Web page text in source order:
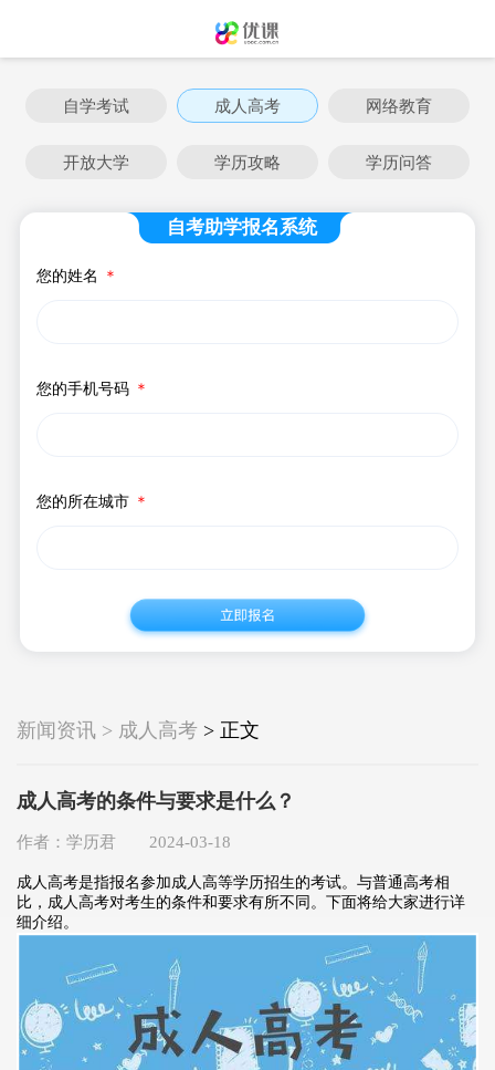
自学考试 成人高考 网络教育
开放大学 学历攻略 学历问答
自考助学报名系统
您的姓名 ＊
您的手机号码 ＊
您的所在城市 ＊
新闻资讯 > 成人高考 > 正文
成人高考的条件与要求是什么？
作者：学历君 2024-03-18
成人高考是指报名参加成人高等学历招生的考试。与普通高考相
比，成人高考对考生的条件和要求有所不同。下面将给大家进行详
细介绍。